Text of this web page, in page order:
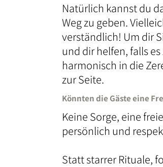
Natürlich kannst du
Weg zu geben.
verständlich! Um dir
und dir helfen, falls
harmonisch in die
zur Seite.
Könnten die Gäste eine
Keine Sorge, eine
persönlich und
Statt starrer Rituale,